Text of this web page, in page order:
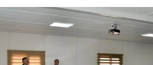
Et fiyatları
Tarım Bilgisi